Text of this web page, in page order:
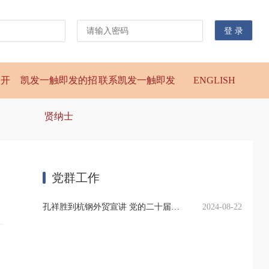
凯发一触即发的招
贤纳士
联系凯发一触即发 ENGLISH
党群工作
孔祥胜到杭钢外贸宣讲 党的二十届三中全会精神 2024-08-22